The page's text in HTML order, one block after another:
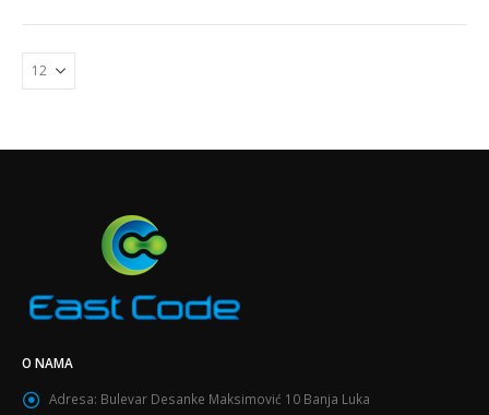
O NAMA
Adresa: Bulevar Desanke Maksimović 10 Banja Luka